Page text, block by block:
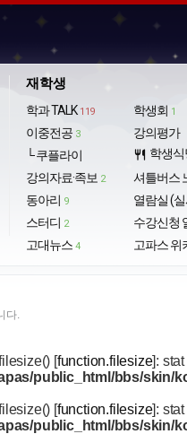
재학생
학과 TALK 119
이중전공 3
└ 쿠플라이
강의자료·족보 2
동아리 9
스터디 2
고대뉴스 4
학생회 1
강의평가
restaurant 학생식
셔틀버스
열람실 (
수강신청
고파스 위
다.
[function.filesize]:
public_html/bbs/skin/
[function.filesize]:
public_html/bbs/skin/